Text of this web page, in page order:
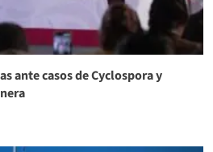
ante casos de Cyclospora y